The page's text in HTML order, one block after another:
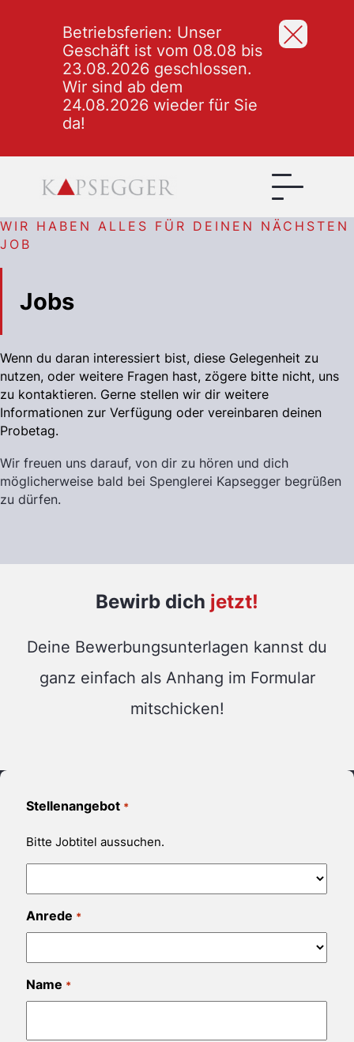
Betriebsferien: Unser
Geschäft ist vom 08.08 bis
23.08.2026 geschlossen.
Wir sind ab dem
24.08.2026 wieder für Sie
da!
WIR HABEN ALLES FÜR DEINEN NÄCHSTEN
JOB
Jobs
Wenn du daran interessiert bist, diese Gelegenheit zu
nutzen, oder weitere Fragen hast, zögere bitte nicht, uns
zu kontaktieren. Gerne stellen wir dir weitere
Informationen zur Verfügung oder vereinbaren deinen
Probetag.
Wir freuen uns darauf, von dir zu hören und dich
möglicherweise bald bei Spenglerei Kapsegger begrüßen
zu dürfen.
Bewirb dich jetzt!
Deine Bewerbungsunterlagen kannst du
ganz einfach als Anhang im Formular
mitschicken!
Stellenangebot *
Bitte Jobtitel aussuchen.
Anrede *
Name *